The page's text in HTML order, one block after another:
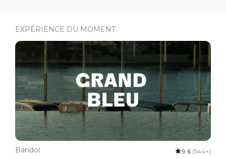
EXPÉRIENCE DU MOMENT
Bandol 9.6 (544+)